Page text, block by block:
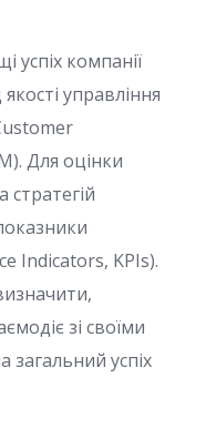
успіх компанії
управління
Для оцінки
стратегій
Indicators, KPIs).
зі своїми
загальний успіх